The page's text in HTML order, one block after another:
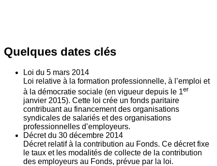
Quelques dates clés
Loi du 5 mars 2014
Loi relative à la formation professionnelle, à l’emploi et
à la démocratie sociale (en vigueur depuis le 1er
janvier 2015). Cette loi crée un fonds paritaire
contribuant au financement des organisations
syndicales de salariés et des organisations
professionnelles d’employeurs.
Décret du 30 décembre 2014
Décret relatif à la contribution au Fonds. Ce décret fixe
le taux et les modalités de collecte de la contribution
des employeurs au Fonds, prévue par la loi.